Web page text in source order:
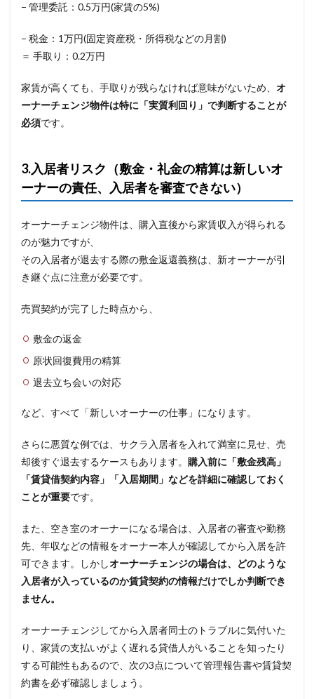
− 管理委託：0.5万円(家賃の5%)
− 税金：1万円(固定資産税・所得税などの月割)
＝ 手取り：0.2万円
家賃が高くても、手取りが残らなければ意味がないため、 オ
ーナーチェンジ物件は特に「実質利回り」で判断することが
必須です。
3.入居者リスク（敷金・礼金の精算は新しいオ
ーナーの責任、入居者を審査できない）
オーナーチェンジ物件は、購入直後から家賃収入が得られる
のが魅力ですが、
その入居者が退去する際の敷金返還義務は、新オーナーが引
き継ぐ点に注意が必要です。
売買契約が完了した時点から、
敷金の返金
原状回復費用の精算
退去立ち会いの対応
など、すべて「新しいオーナーの仕事」になります。
さらに悪質な例では、サクラ入居者を入れて満室に見せ、売
却後すぐ退去するケースもあります。 購入前に「敷金残高」
「賃貸借契約内容」「入居期間」などを詳細に確認しておく
ことが重要です。
また、空き室のオーナーになる場合は、入居者の審査や勤務
先、年収などの情報をオーナー本人が確認してから入居を許
可できます。しかしオーナーチェンジの場合は、どのような
入居者が入っているのか賃貸契約の情報だけでしか判断でき
ません。
オーナーチェンジしてから入居者同士のトラブルに気付いた
り、家賃の支払いがよく遅れる貸借人がいることを知ったり
する可能性もあるので、次の3点について管理報告書や賃貸契
約書を必ず確認しましょう。